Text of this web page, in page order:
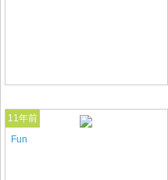
11年前
Fun